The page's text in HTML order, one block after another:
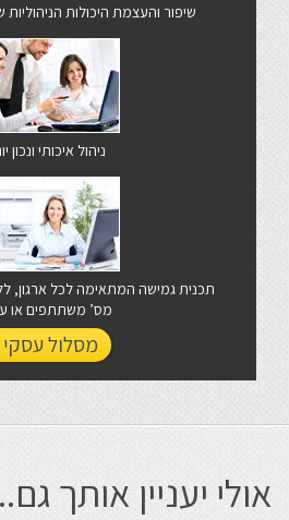
שיפור והעצמת היכולות
ניהול איכותי ונכון
תכנית גמישה המתאימה לכל ארגון,
מס’ משתתפים או
מסלול
אולי יעניין אותך